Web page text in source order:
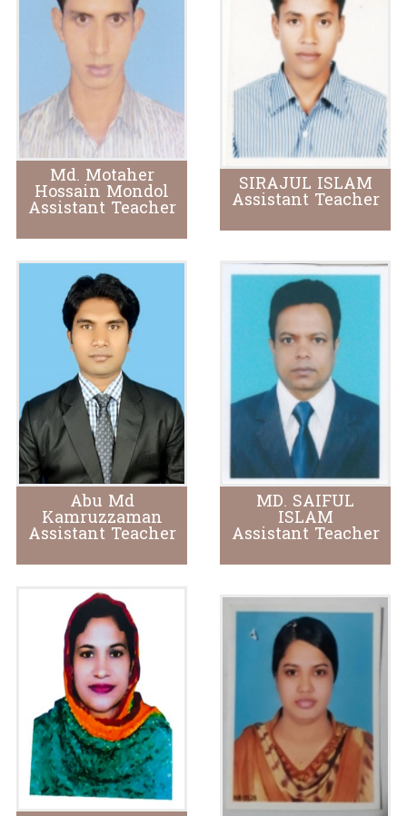
Md. Motaher
Hossain Mondol
Assistant Teacher
SIRAJUL ISLAM
Assistant Teacher
Abu Md
Kamruzzaman
Assistant Teacher
MD. SAIFUL
ISLAM
Assistant Teacher